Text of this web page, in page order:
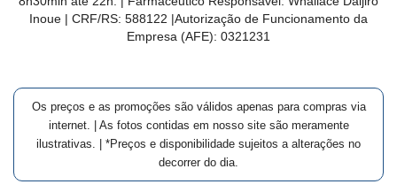
Inoue | CRF/RS: 588122 |Autorização de Funcionamento da
Empresa (AFE): 0321231
Os preços e as promoções são válidos apenas para compras via
internet. | As fotos contidas em nosso site são meramente
ilustrativas. | *Preços e disponibilidade sujeitos a alterações no
decorrer do dia.